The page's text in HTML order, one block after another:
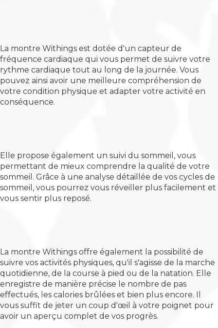
La montre Withings est dotée d'un capteur de
fréquence cardiaque qui vous permet de suivre votre
rythme cardiaque tout au long de la journée. Vous
pouvez ainsi avoir une meilleure compréhension de
votre condition physique et adapter votre activité en
conséquence.
Elle propose également un suivi du sommeil, vous
permettant de mieux comprendre la qualité de votre
sommeil. Grâce à une analyse détaillée de vos cycles de
sommeil, vous pourrez vous réveiller plus facilement et
vous sentir plus reposé.
La montre Withings offre également la possibilité de
suivre vos activités physiques, qu'il s'agisse de la marche
quotidienne, de la course à pied ou de la natation. Elle
enregistre de manière précise le nombre de pas
effectués, les calories brûlées et bien plus encore. Il
vous suffit de jeter un coup d'œil à votre poignet pour
avoir un aperçu complet de vos progrès.